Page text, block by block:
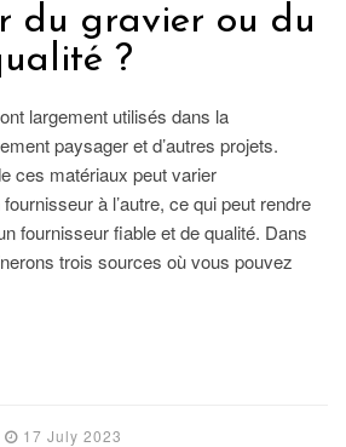
du gravier ou du
?
largement utilisés dans la
paysager et d’autres projets.
ces matériaux peut varier
à l’autre, ce qui peut rendre
fournisseur fiable et de qualité. Dans
trois sources où vous pouvez
17 July 2023